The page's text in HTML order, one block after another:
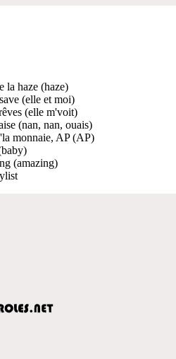
la haze (haze)
(elle et moi)
(elle m'voit)
(nan, nan, ouais)
monnaie, AP (AP)
(amazing)